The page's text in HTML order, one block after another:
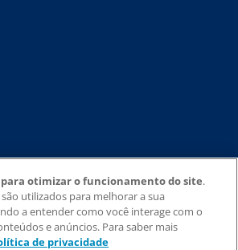
para otimizar o funcionamento do site.
utilizados para melhorar a sua
a entender como você interage com o
e anúncios. Para saber mais
de privacidade